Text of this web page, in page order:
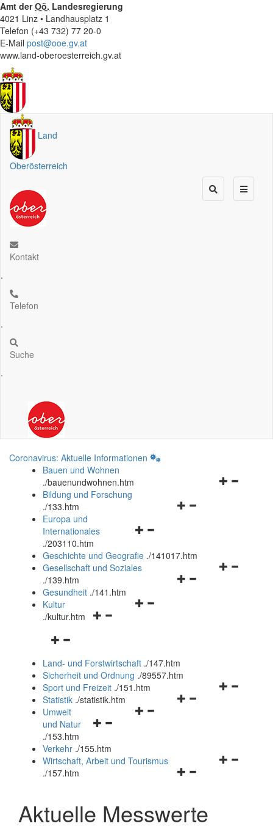
Amt derOö. Landesregierung
4021 Linz • Landhausplatz 1
Telefon (+43 732) 77 20-0
E-Mail post@ooe.gv.at
www.land-oberoesterreich.gv.at
Land
Oberösterreich
Kontakt
.
Telefon
.
Suche
.
Coronavirus: Aktuelle Informationen
Bauen und Wohnen
./bauenundwohnen.htm
Navigationsmenü
Bildung und Forschung
./133.htm
Navigationsmenü
und
schließen
Europa und
Internationales
./203110.htm
Geschichte und Geografie ./141017.htm
Navigationsmenü
Gesellschaft und Soziales
./139.htm
Navigationsmenü
Gesundheit ./141.htm
Navigationsmenü
Kultur
./kultur.htm
Navigationsmenü
und
schließen
Land- und Forstwirtschaft ./147.htm
Sicherheit und Ordnung ./89557.htm
Navigationsmenü
Sport und Freizeit ./151.htm
Navigationsmenü
Statistik ./statistik.htm
Navigationsmenü
und
schließen
Umwelt
und Natur
./153.htm
Verkehr ./155.htm
Navigationsmenü
schließen
Wirtschaft, Arbeit und Tourismus
./157.htm
Aktuelle Messwerte